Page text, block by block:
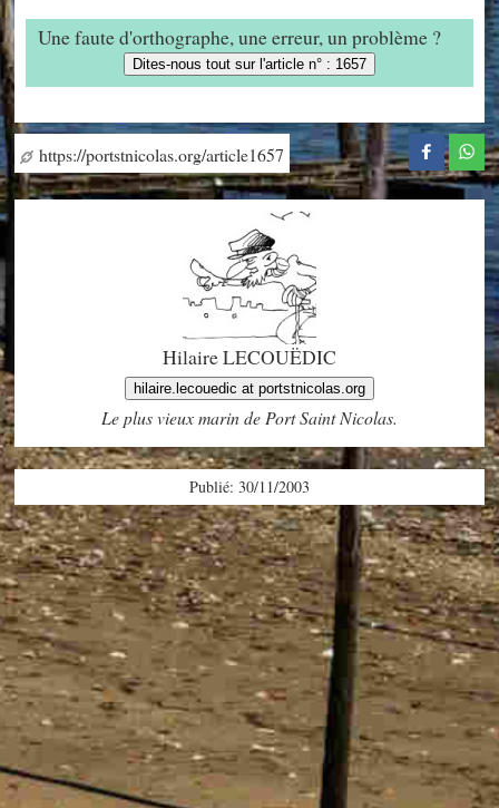
Une faute d'orthographe, une erreur, un problème ?
Dites-nous tout sur l'article n° : 1657
https://portstnicolas.org/article1657
Hilaire LECOUËDIC
hilaire.lecouedic at portstnicolas.org
Le plus vieux marin de Port Saint Nicolas.
Publié: 30/11/2003